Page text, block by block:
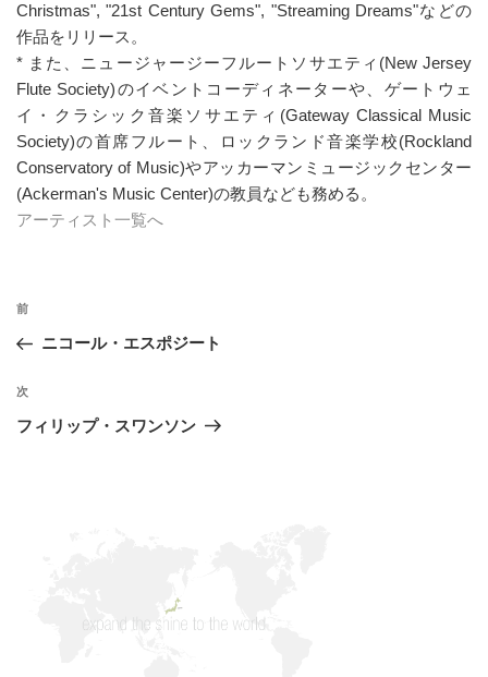
Christmas", "21st Century Gems", "Streaming Dreams"などの
作品をリリース。
* また、ニュージャージーフルートソサエティ(New Jersey
Flute Society)のイベントコーディネーターや、ゲートウェ
イ・クラシック音楽ソサエティ(Gateway Classical Music
Society)の首席フルート、ロックランド音楽学校(Rockland
Conservatory of Music)やアッカーマンミュージックセンター
(Ackerman's Music Center)の教員なども務める。
アーティスト一覧へ
投
ビ
ゲ
過
去
投
稿
前
ニコール・エスポジート
次
の
次
フィリップ・スワンソン